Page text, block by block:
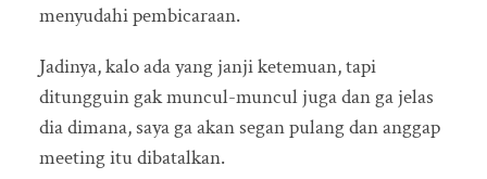
menyudahi pembicaraan.
Jadinya, kalo ada yang janji ketemuan, tapi
ditungguin gak muncul-muncul juga dan ga jelas
dia dimana, saya ga akan segan pulang dan anggap
meeting itu dibatalkan.